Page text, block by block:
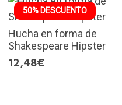
50% DESCUENTO
Hucha en forma de
Shakespeare Hipster
12,48€